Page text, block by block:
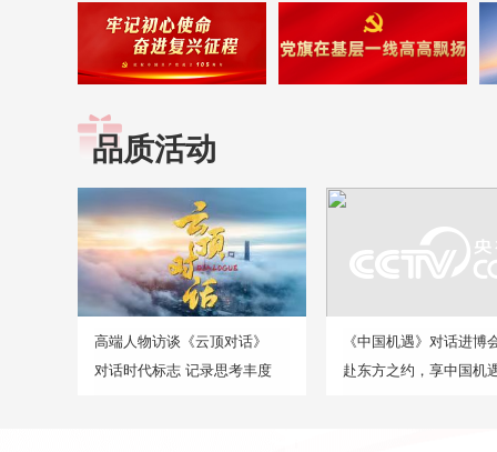
品质活动
高端人物访谈《云顶对话》
对话时代标志 记录思考丰度
《中国机遇》对话进博
赴东方之约，享中国机